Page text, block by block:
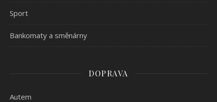
Sport
Bankomaty a směnárny
DOPRAVA
Autem